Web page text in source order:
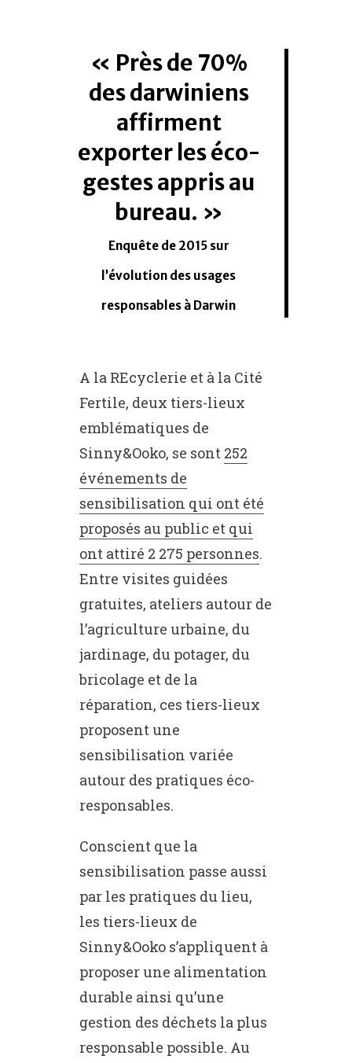
Près de 70%
des darwiniens
affirment
exporter les éco-
gestes appris au
bureau.
Enquête de 2015 sur
l’évolution des usages
responsables à Darwin
A la REcyclerie et à la Cité
Fertile, deux tiers-lieux
emblématiques de
Sinny&Ooko, se sont 252
événements de
sensibilisation qui ont été
proposés au public et qui
ont attiré 2 275 personnes.
Entre visites guidées
gratuites, ateliers autour de
l’agriculture urbaine, du
jardinage, du potager, du
bricolage et de la
réparation, ces tiers-lieux
proposent une
sensibilisation variée
autour des pratiques éco-
responsables.
Conscient que la
sensibilisation passe aussi
par les pratiques du lieu,
les tiers-lieux de
Sinny&Ooko s’appliquent à
proposer une alimentation
durable ainsi qu’une
gestion des déchets la plus
responsable possible. Au